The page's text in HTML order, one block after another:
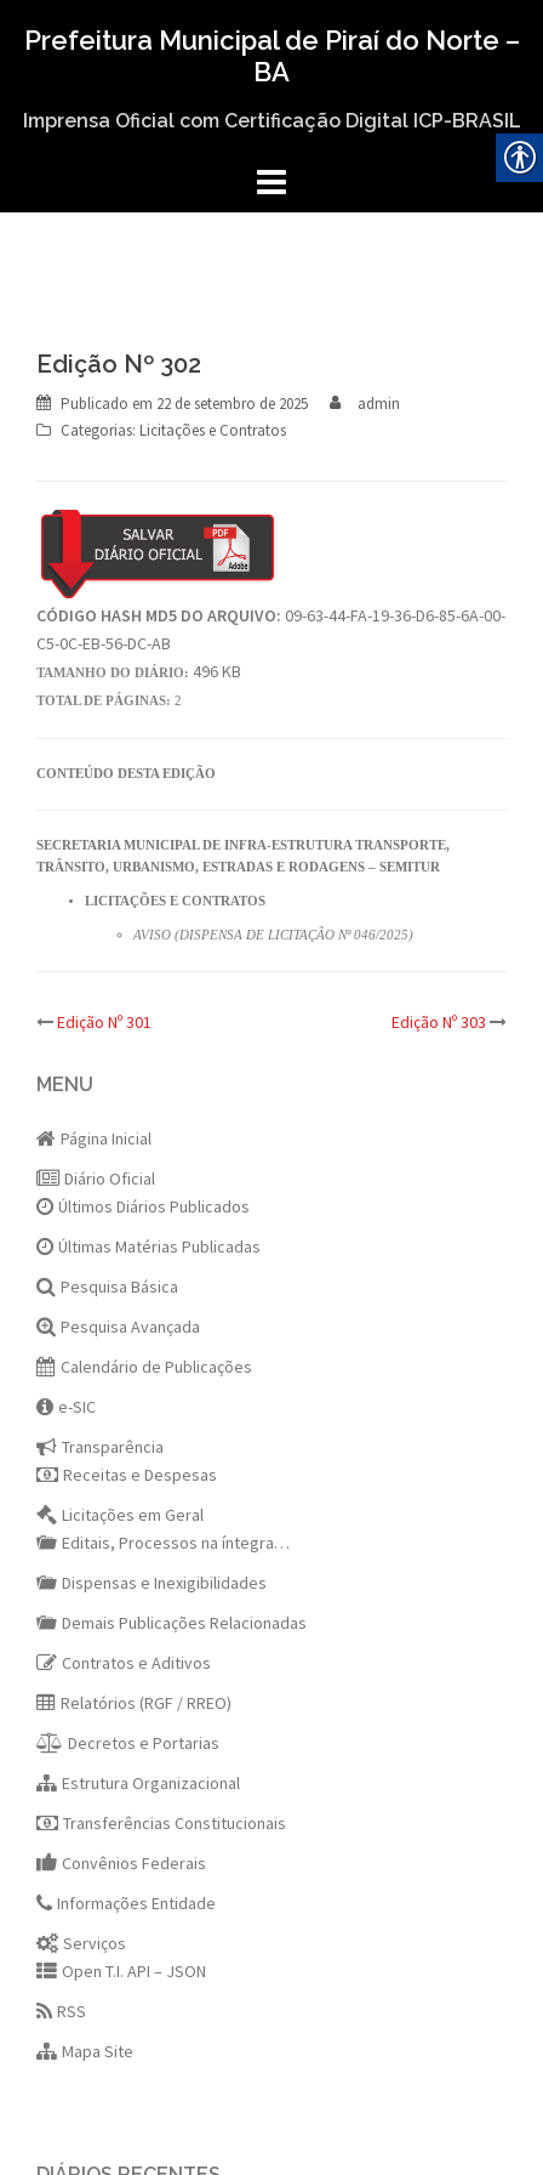
Prefeitura Municipal de Piraí do Norte –
BA
Imprensa Oficial com Certificação Digital ICP-BRASIL
Edição Nº 302
Publicado em 22 de setembro de 2025
admin
Categorias: Licitações e Contratos
CÓDIGO HASH MD5 DO ARQUIVO: 09-63-44-FA-19-36-D6-85-6A-00-
C5-0C-EB-56-DC-AB
TAMANHO DO DIÁRIO: 496 KB
TOTAL DE PÁGINAS: 2
CONTEÚDO DESTA EDIÇÃO
SECRETARIA MUNICIPAL DE INFRA-ESTRUTURA TRANSPORTE,
TRÂNSITO, URBANISMO, ESTRADAS E RODAGENS – SEMITUR
LICITAÇÕES E CONTRATOS
AVISO (DISPENSA DE LICITAÇÃO Nº 046/2025)
Post
navigation
Edição Nº 301 Edição Nº 303
MENU
Página Inicial
Diário Oficial
Últimos Diários Publicados
Últimas Matérias Publicadas
Pesquisa Básica
Pesquisa Avançada
Calendário de Publicações
e-SIC
Transparência
Receitas e Despesas
Licitações em Geral
Editais, Processos na íntegra…
Dispensas e Inexigibilidades
Demais Publicações Relacionadas
Contratos e Aditivos
Relatórios (RGF / RREO)
Decretos e Portarias
Estrutura Organizacional
Transferências Constitucionais
Convênios Federais
Informações Entidade
Serviços
Open T.I. API – JSON
RSS
Mapa Site